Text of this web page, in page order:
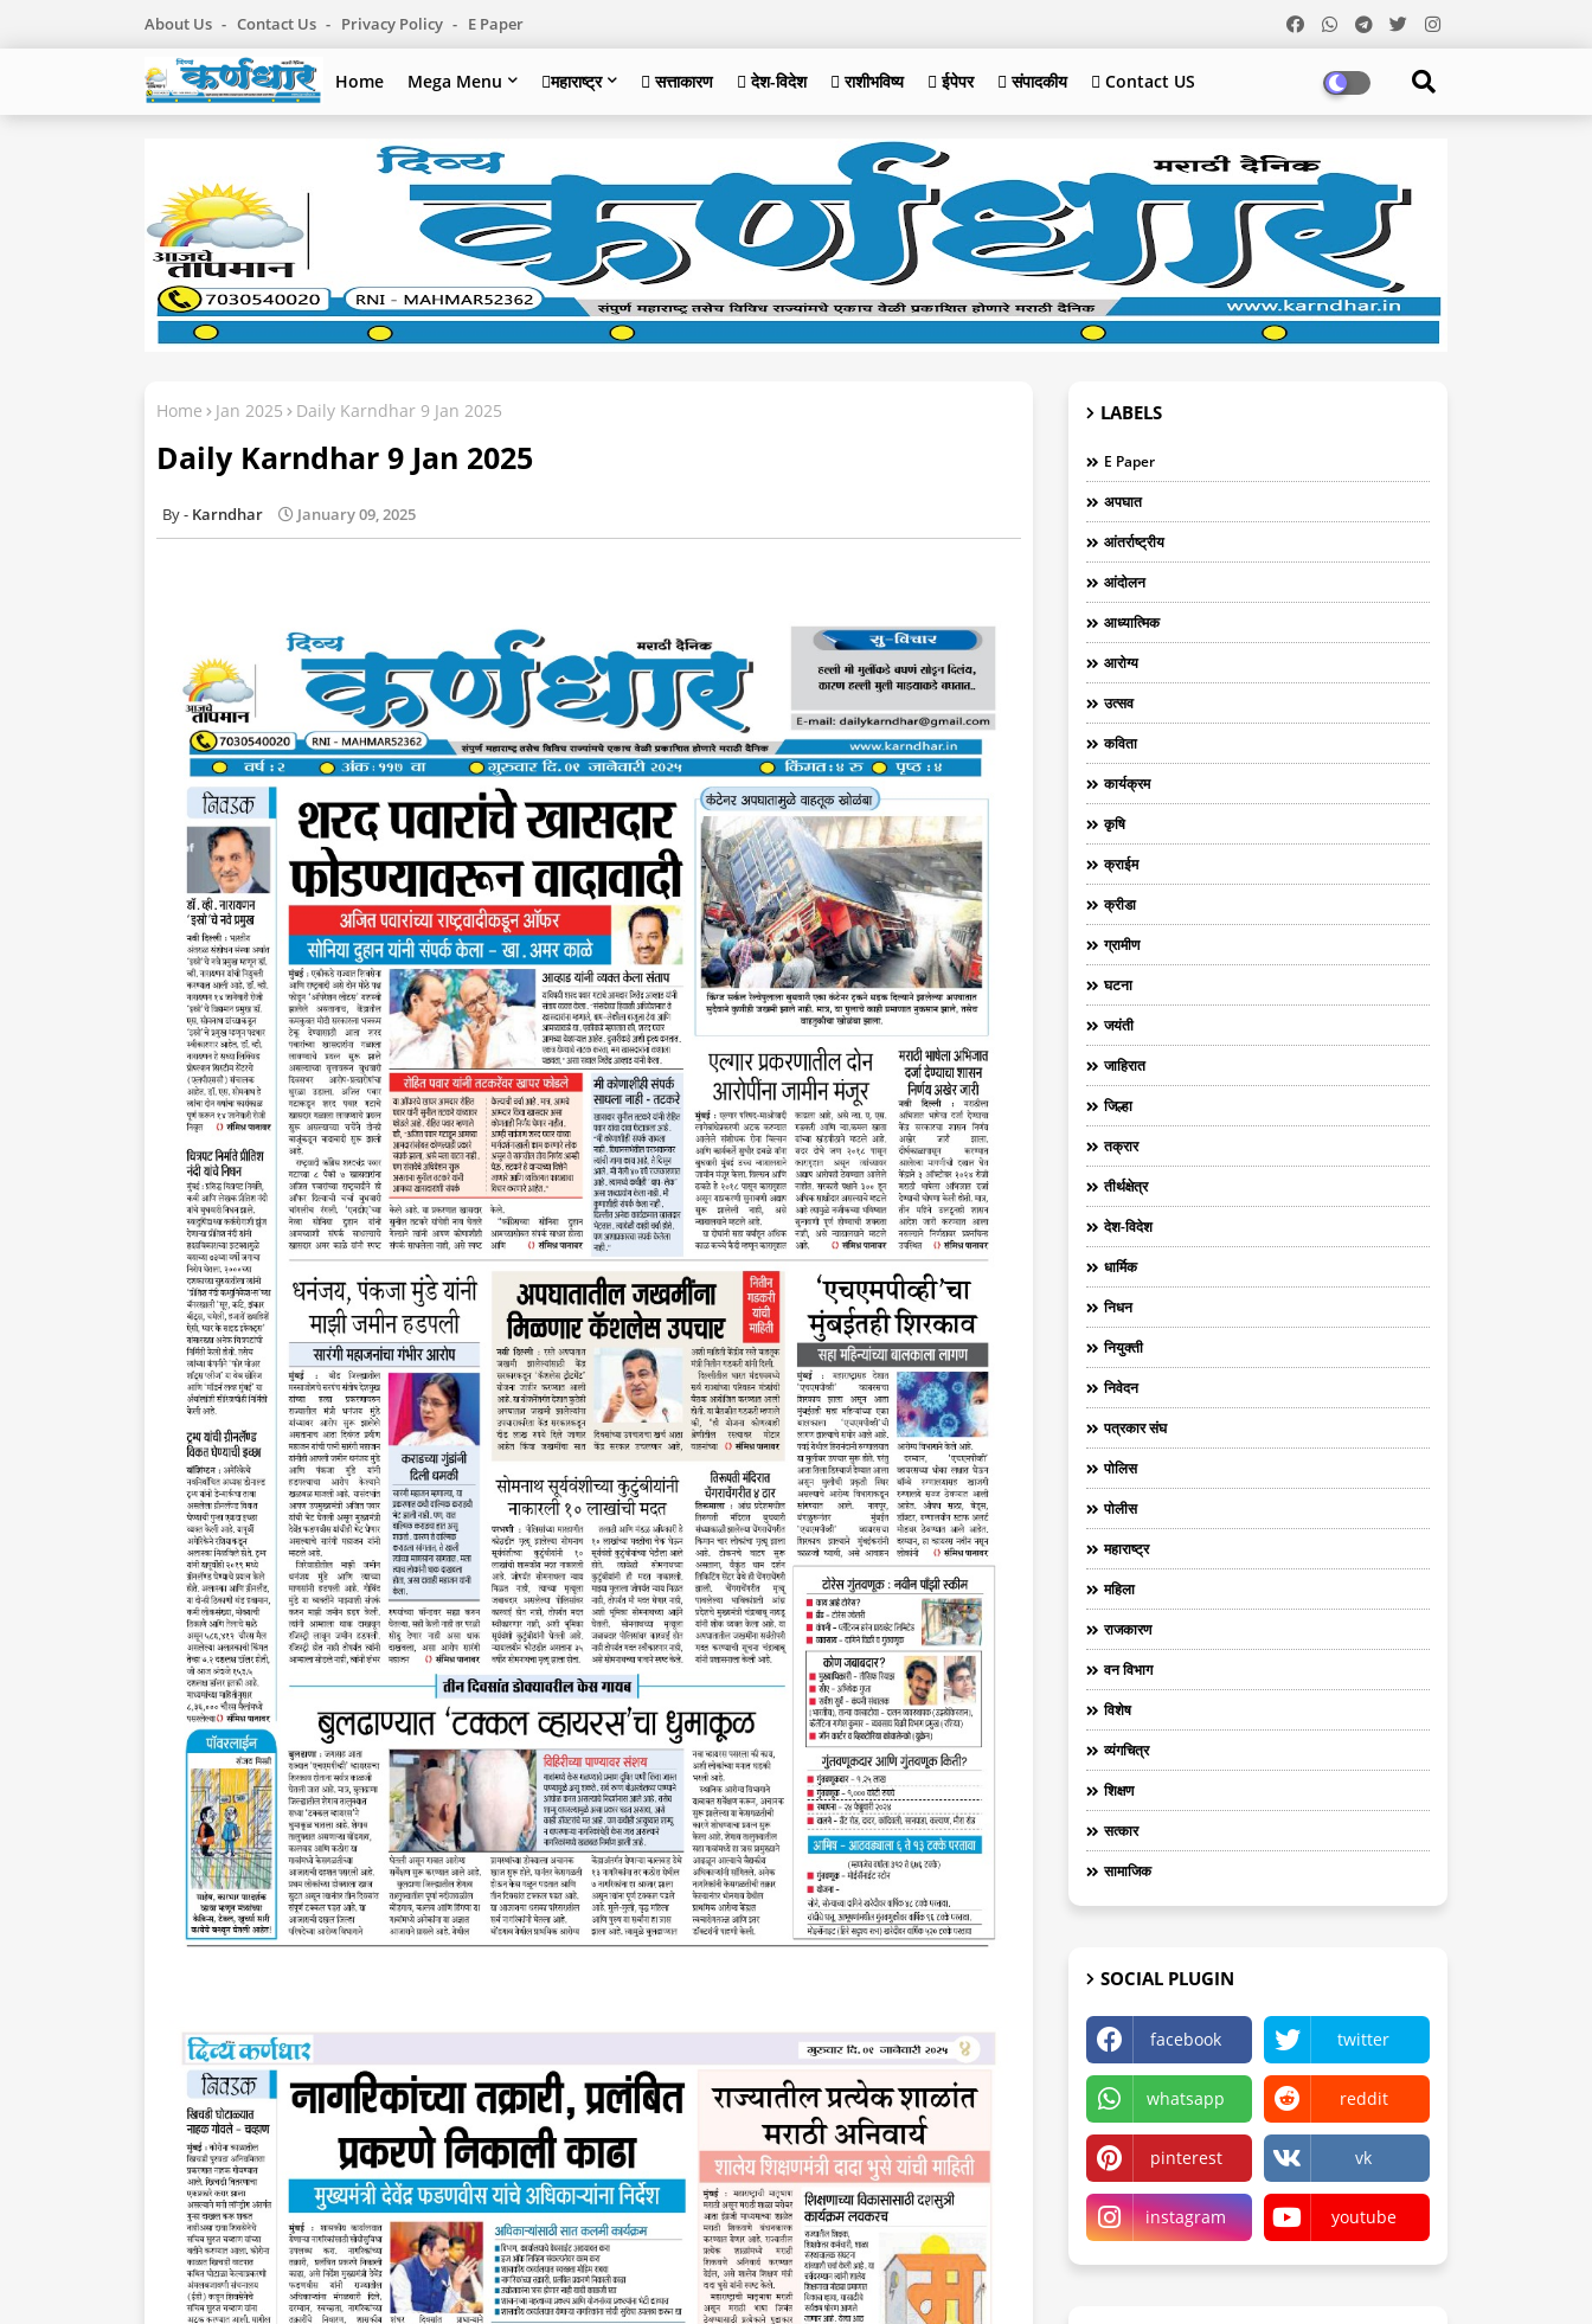
About Us Contact Us Privacy Policy E Paper
Home Mega Menu महाराष्ट्र  सत्ताकारण  देश-विदेश  राशीभविष्य  ईपेपर  संपादकीय  Contact US
Home Jan 2025 Daily Karndhar 9 Jan 2025
Daily Karndhar 9 Jan 2025
Karndhar January 09, 2025
LABELS
E Paper
अपघात
आंतर्राष्ट्रीय
आंदोलन
आध्यात्मिक
आरोग्य
उत्सव
कविता
कार्यक्रम
कृषि
क्राईम
क्रीडा
ग्रामीण
घटना
जयंती
जाहिरात
जिल्हा
तक्रार
तीर्थक्षेत्र
देश-विदेश
धार्मिक
निधन
नियुक्ती
निवेदन
पत्रकार संघ
पोलिस
पोलीस
महाराष्ट्र
महिला
राजकारण
वन विभाग
विशेष
व्यंगचित्र
शिक्षण
सत्कार
सामाजिक
SOCIAL PLUGIN
facebook twitter
whatsapp reddit
pinterest vk
instagram youtube